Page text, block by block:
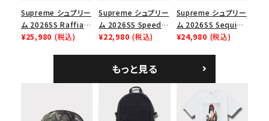
Supreme シュプリー
ム 2026SS Raffia
Mesh Back 5-Panel
¥25,980 (税込)
Supreme シュプリー
ム 2026SS Speed
Tee スピードTシャツ
¥22,980 (税込)
Supreme シュプリー
ム 2026SS Sequin
Denim Classic
シックロゴ 6パネルキ
ャップ ブラック
¥24,980 (税込)
もっと見る